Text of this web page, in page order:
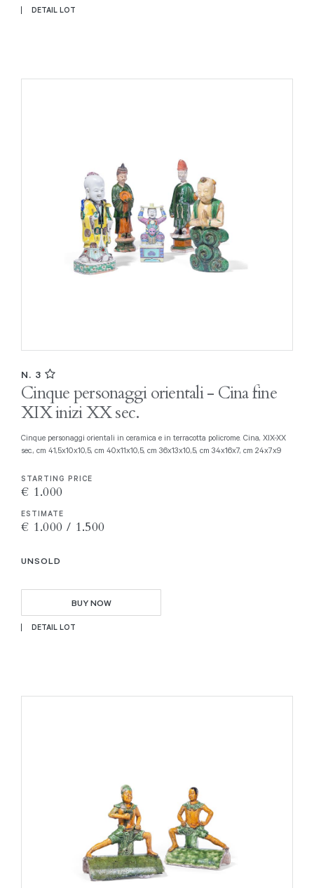
DETAIL LOT
N. 3
Cinque personaggi orientali - Cina fine
XIX inizi XX sec.
Cinque personaggi orientali in ceramica e in terracotta policrome. Cina, XIX-XX
sec., cm 41,5x10x10,5, cm 40x11x10,5, cm 36x13x10,5, cm 34x16x7, cm 24x7x9
STARTING PRICE
€ 1.000
ESTIMATE
€ 1.000 / 1.500
UNSOLD
BUY NOW
DETAIL LOT